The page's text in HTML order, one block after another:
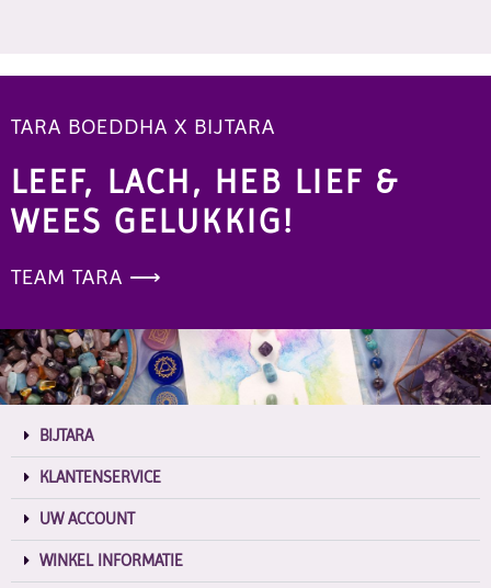
TARA BOEDDHA X BIJTARA
LEEF, LACH, HEB LIEF &
WEES GELUKKIG!
TEAM TARA ⟶
BIJTARA
KLANTENSERVICE
UW ACCOUNT
WINKEL INFORMATIE